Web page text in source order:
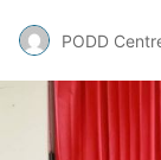
PODD